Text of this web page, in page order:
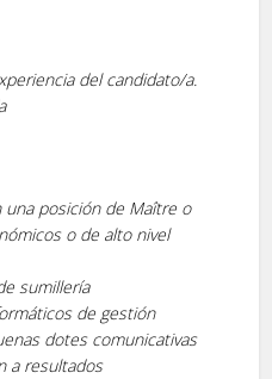
del candidato/a.
una posición de Maître o
o de alto nivel
sumillería
de gestión
dotes comunicativas
a resultados